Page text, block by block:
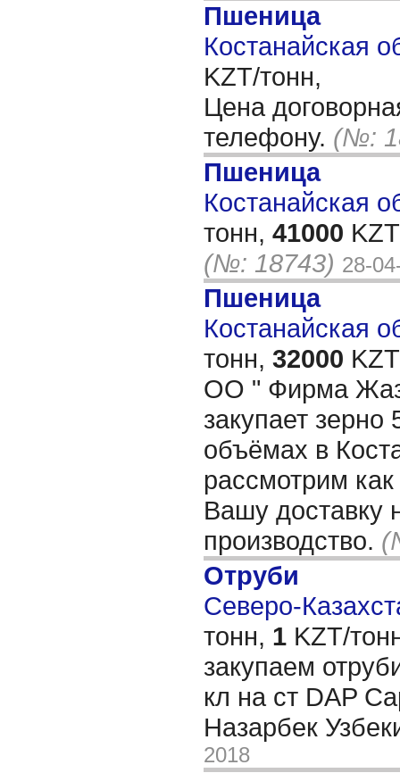
Пшеница
Костанайская
KZT/тонн,
Цена
телефону. (№:
Пшеница
Костанайская
тонн, 41000
(№: 18743) 28-
Пшеница
Костанайская
тонн, 32000
ОО " Фирма
закупает
объёмах в
рассмотрим
Вашу доставку
производство.
Отруби
Северо-
тонн, 1 KZT/
закупаем
кл на ст DAP
Назарбек
2018